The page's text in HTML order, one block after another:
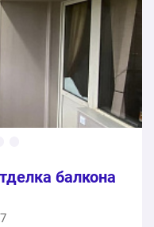
₽
алюминиевыми
с заполнением
мм
₽
балкона